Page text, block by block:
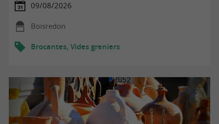
09/08/2026
Boisredon
Brocantes, Vides greniers